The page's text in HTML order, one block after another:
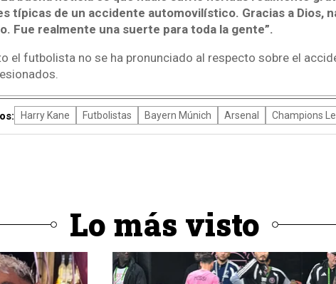
típicas de un accidente automovilístico. Gracias a Dios,
Fue realmente una suerte para toda la gente”.
el futbolista no se ha pronunciado al respecto sobre el
Harry Kane Futbolistas Bayern Múnich Arsenal Champions
Lo más visto